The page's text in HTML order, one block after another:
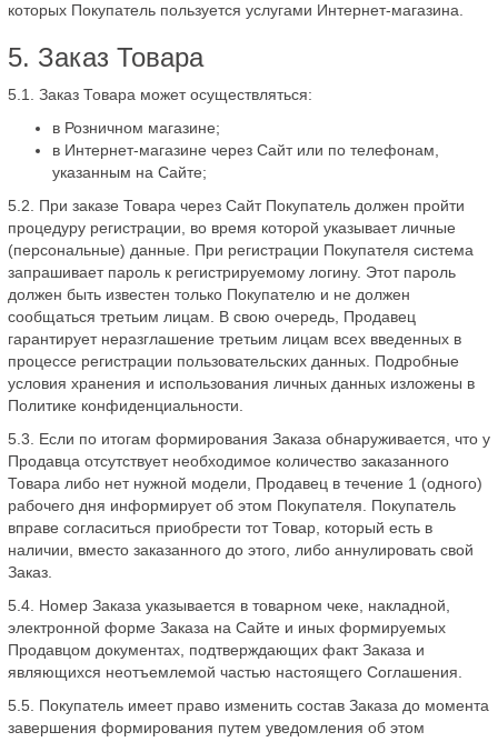
которых Покупатель пользуется услугами Интернет-магазина.
5. Заказ Товара
5.1. Заказ Товара может осуществляться:
в Розничном магазине;
в Интернет-магазине через Сайт или по телефонам,
указанным на Сайте;
5.2. При заказе Товара через Сайт Покупатель должен пройти
процедуру регистрации, во время которой указывает личные
(персональные) данные. При регистрации Покупателя система
запрашивает пароль к регистрируемому логину. Этот пароль
должен быть известен только Покупателю и не должен
сообщаться третьим лицам. В свою очередь, Продавец
гарантирует неразглашение третьим лицам всех введенных в
процессе регистрации пользовательских данных. Подробные
условия хранения и использования личных данных изложены в
Политике конфиденциальности.
5.3. Если по итогам формирования Заказа обнаруживается, что у
Продавца отсутствует необходимое количество заказанного
Товара либо нет нужной модели, Продавец в течение 1 (одного)
рабочего дня информирует об этом Покупателя. Покупатель
вправе согласиться приобрести тот Товар, который есть в
наличии, вместо заказанного до этого, либо аннулировать свой
Заказ.
5.4. Номер Заказа указывается в товарном чеке, накладной,
электронной форме Заказа на Сайте и иных формируемых
Продавцом документах, подтверждающих факт Заказа и
являющихся неотъемлемой частью настоящего Соглашения.
5.5. Покупатель имеет право изменить состав Заказа до момента
завершения формирования путем уведомления об этом